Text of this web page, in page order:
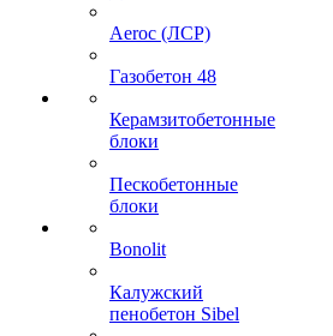
Aeroc (ЛСР)
Газобетон 48
Керамзитобетонные
блоки
Пескобетонные
блоки
Bonolit
Калужский
пенобетон Sibel